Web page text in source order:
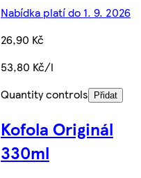
Nabídka platí do 1. 9. 2026
26,90 Kč
53,80 Kč/l
Quantity controls
Přidat
Kofola Originál
330ml